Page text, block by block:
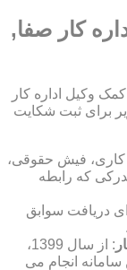
کار صفا,
وکیل اداره کار
برای ثبت شکایت
کاری، فیش حقوقی،
که رابطه
دریافت سوابق
: از سال 1399،
انجام می